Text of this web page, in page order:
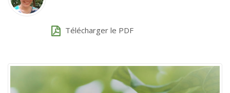
Télécharger le PDF